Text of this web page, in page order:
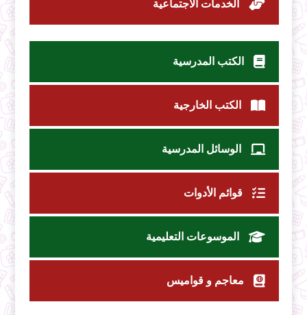
الخدمات الاجتماعية
الكتب المدرسية
الكتب الخارجية
الوسائل المدرسية
قوائم الأدوات
الموسوعات التعليمية
معاجم و قواميس